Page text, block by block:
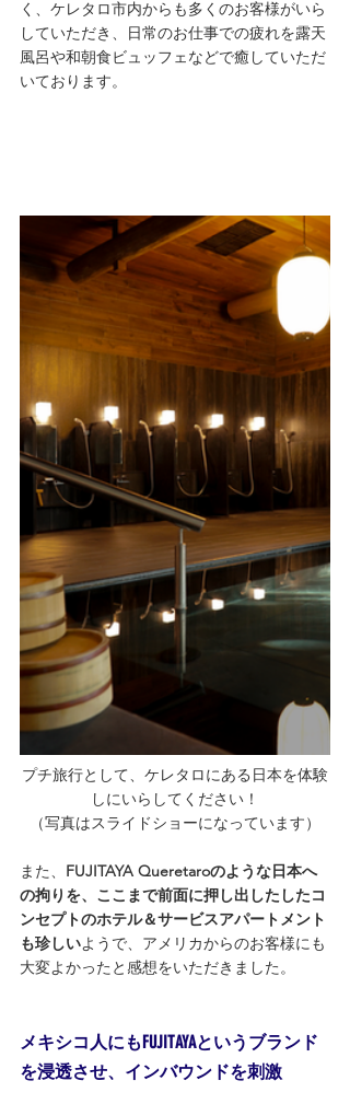
く、ケレタロ市内からも多くのお客様がいら
していただき、日常のお仕事での疲れを露天
風呂や和朝食ビュッフェなどで癒していただ
いております。
プチ旅行として、ケレタロにある日本を体験
しにいらしてください！
（写真はスライドショーになっています）
また、 FUJITAYA Queretaroのような日本へ
の拘りを、ここまで前面に押し出したしたコ
ンセプトのホテル＆サービスアパートメント
も珍しいようで、アメリカからのお客様にも
大変よかったと感想をいただきました。
メキシコ人にもFUJITAYAというブランド
を浸透させ、インバウンドを刺激